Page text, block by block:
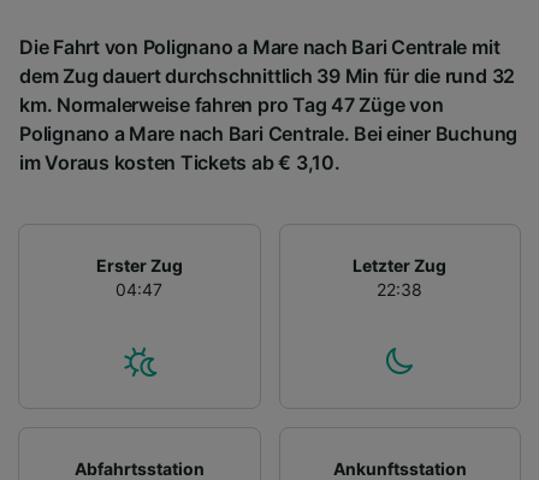
Die Fahrt von Polignano a Mare nach Bari Centrale mit
dem Zug dauert durchschnittlich 39 Min für die rund 32
km. Normalerweise fahren pro Tag 47 Züge von
Polignano a Mare nach Bari Centrale. Bei einer Buchung
im Voraus kosten Tickets ab € 3,10.
Erster Zug
04:47
Letzter Zug
22:38
Abfahrtsstation
Ankunftsstation